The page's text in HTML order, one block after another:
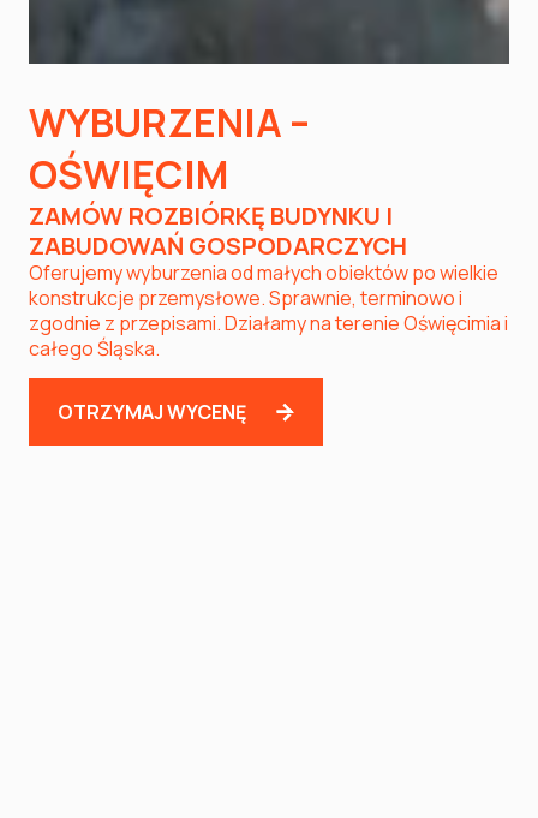
WYBURZENIA –
OŚWIĘCIM
ZAMÓW ROZBIÓRKĘ BUDYNKU I
ZABUDOWAŃ GOSPODARCZYCH
Oferujemy wyburzenia od małych obiektów po wielkie
konstrukcje przemysłowe. Sprawnie, terminowo i
zgodnie z przepisami. Działamy na terenie Oświęcimia i
całego Śląska.
OTRZYMAJ WYCENĘ